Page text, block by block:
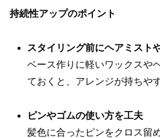
持続性アップのポイント
スタイリング前にヘアミスト
ベース作りに軽いワックスや
ておくと、アレンジが持ちや
ピンやゴムの使い方を工夫
髪色に合ったピンをクロス留